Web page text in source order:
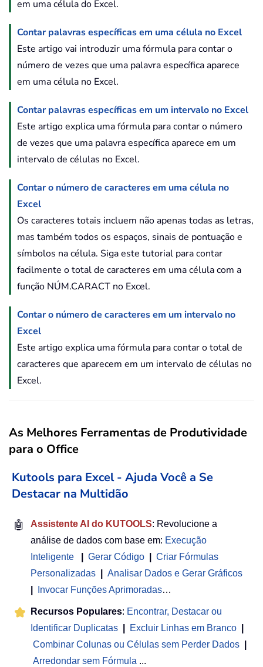
em uma célula do Excel.
Contar palavras específicas em uma célula no Excel
Este artigo vai introduzir uma fórmula para contar o
número de vezes que uma palavra específica aparece
em uma célula no Excel.
Contar palavras específicas em um intervalo no Excel
Este artigo explica uma fórmula para contar o número
de vezes que uma palavra específica aparece em um
intervalo de células no Excel.
Contar o número de caracteres em uma célula no
Excel
Os caracteres totais incluem não apenas todas as letras,
mas também todos os espaços, sinais de pontuação e
símbolos na célula. Siga este tutorial para contar
facilmente o total de caracteres em uma célula com a
função NÚM.CARACT no Excel.
Contar o número de caracteres em um intervalo no
Excel
Este artigo explica uma fórmula para contar o total de
caracteres que aparecem em um intervalo de células no
Excel.
As Melhores Ferramentas de Produtividade
para o Office
Kutools para Excel - Ajuda Você a Se
Destacar na Multidão
🤖 Assistente AI do KUTOOLS: Revolucione a
análise de dados com base em: Execução
Inteligente
Gerar Código
Criar Fórmulas
Personalizadas
Analisar Dados e Gerar Gráficos
Invocar Funções Aprimoradas…
Recursos Populares: Encontrar, Destacar ou
Identificar Duplicatas
Excluir Linhas em Branco
Combinar Colunas ou Células sem Perder Dados
Arredondar sem Fórmula ...